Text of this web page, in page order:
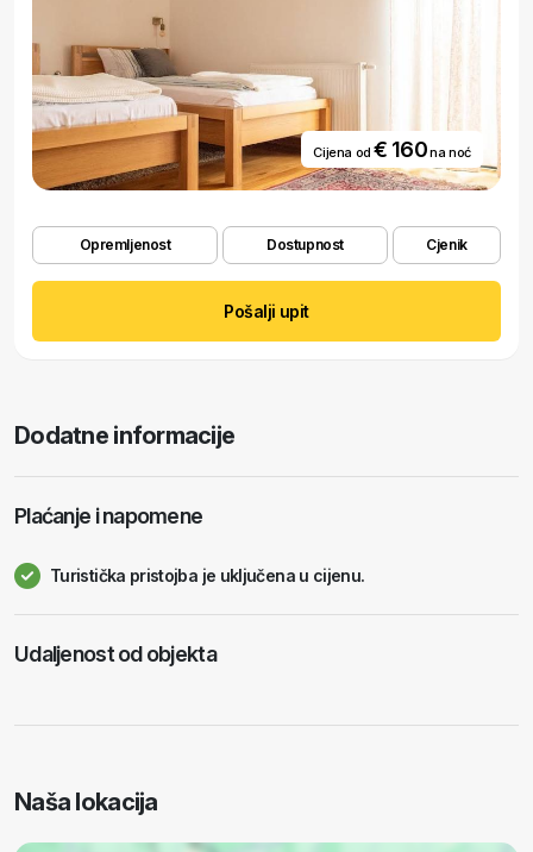
Cijena od€ 160na noć
Opremljenost Dostupnost Cjenik
Pošalji upit
Dodatne informacije
Plaćanje i napomene
Turistička pristojba je uključena u cijenu.
Udaljenost od objekta
Naša lokacija